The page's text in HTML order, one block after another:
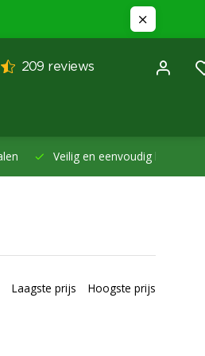
Veilig en eenvoudig betalen -
Laagste prijs Hoogste prijs